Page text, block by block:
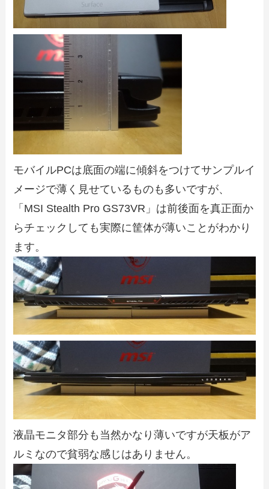
モバイルPCは底面の端に傾斜をつけてサンプルイ
メージで薄く見せているものも多いですが、
「MSI Stealth Pro GS73VR」は前後面を真正面か
らチェックしても実際に筐体が薄いことがわかり
ます。
液晶モニタ部分も当然かなり薄いですが天板がア
ルミなので貧弱な感じはありません。